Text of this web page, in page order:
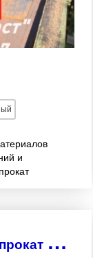
и
Р
еализую листовой металлопрокат и профильные трубы